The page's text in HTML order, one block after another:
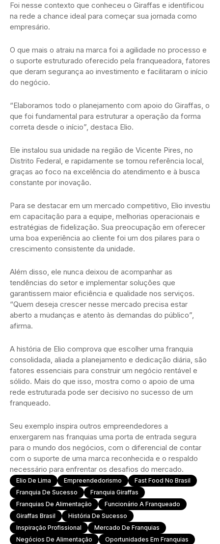
Foi nesse contexto que conheceu o Giraffas e identificou
na rede a chance ideal para começar sua jornada como
empresário.
O que mais o atraiu na marca foi a agilidade no processo e
o suporte estruturado oferecido pela franqueadora, fatores
que deram segurança ao investimento e facilitaram o início
do negócio.
“Elaboramos todo o planejamento com apoio do Giraffas, o
que foi fundamental para estruturar a operação da forma
correta desde o início”, destaca Elio.
Ele instalou sua unidade na região de Vicente Pires, no
Distrito Federal, e rapidamente se tornou referência local,
graças ao foco na excelência do atendimento e à busca
constante por inovação.
Para se destacar em um mercado competitivo, Elio investiu
em capacitação para a equipe, melhorias operacionais e
estratégias de fidelização. Sua preocupação em oferecer
uma boa experiência ao cliente foi um dos pilares para o
crescimento consistente da unidade.
Além disso, ele nunca deixou de acompanhar as
tendências do setor e implementar soluções que
garantissem maior eficiência e qualidade nos serviços.
“Quem deseja crescer nesse mercado precisa estar
aberto a mudanças e atento às demandas do público”,
afirma.
A história de Elio comprova que escolher uma franquia
consolidada, aliada a planejamento e dedicação diária, são
fatores essenciais para construir um negócio rentável e
sólido. Mais do que isso, mostra como o apoio de uma
rede estruturada pode ser decisivo no sucesso de um
franqueado.
Seu exemplo inspira outros empreendedores a
enxergarem nas franquias uma porta de entrada segura
para o mundo dos negócios, com o diferencial de contar
com o suporte de uma marca reconhecida e o respaldo
necessário para enfrentar os desafios do mercado.
Elio De Lima Empreendedorismo
Fast Food No Brasil
Franquia De Sucesso
Franquia Giraffas
Franquias De Alimentação
Funcionário A Franqueado
Giraffas Brasil
História De Sucesso
Inspiração Profissional
Mercado De Franquias
Negócios De Alimentação
Oportunidades Em Franquias